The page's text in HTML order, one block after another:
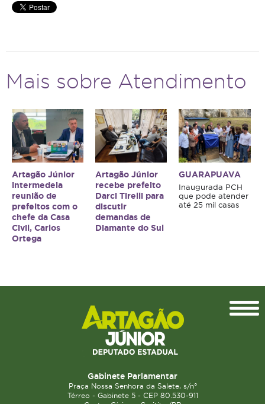
Mais sobre Atendimento
Artagão Júnior
intermedeia
reunião de
prefeitos com o
chefe da Casa
Civil, Carlos
Ortega
Artagão Júnior
recebe prefeito
Darci Tirelli para
discutir
demandas de
Diamante do Sul
GUARAPUAVA
Inaugurada PCH
que pode atender
até 25 mil casas
Gabinete Parlamentar
Praça Nossa Senhora da Salete, s/n°
Térreo - Gabinete 5 - CEP 80.530-911